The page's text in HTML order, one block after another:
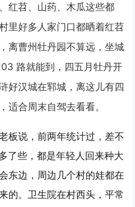
红苕、山药、木瓜这些都
里好多人家门口都晒着红苕
离曹州牡丹园不算远，坐城
路就能到，四五月牡丹开
好汉城在郓城，离这儿有四
适合周末自驾去看看。
板说，前两年统计过，差不
了些，都是年轻人回来种大
东边，周边几个村的娃都在
的。卫生院在村西头，平常